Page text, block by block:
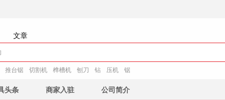
文章
推台锯 切割机 榫槽机 刨刀 钻 压机 锯
头条 商家入驻 公司简介